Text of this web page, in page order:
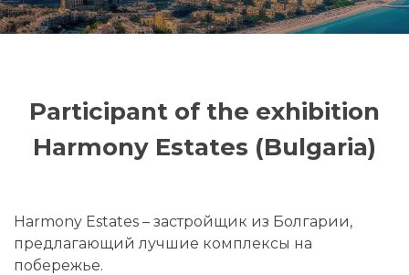
Participant of the exhibition
Harmony Estates (Bulgaria)
Harmony Estates – застройщик из Болгарии,
предлагающий лучшие комплексы на
побережье.